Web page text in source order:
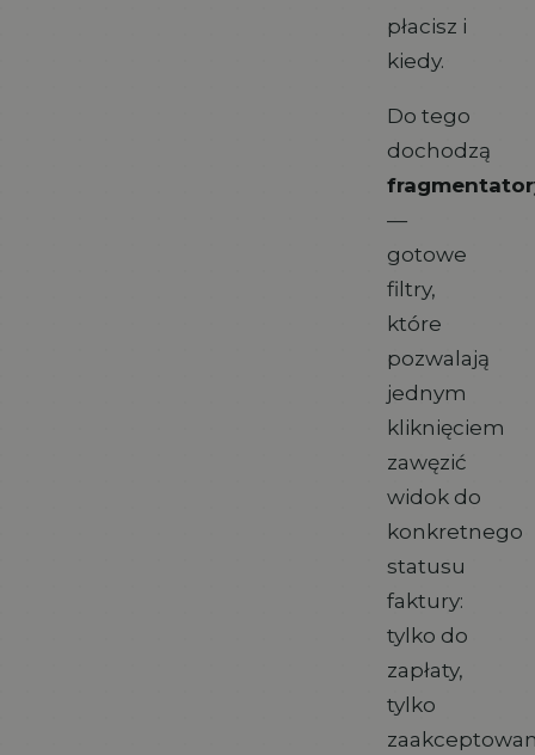
płacisz i
kiedy.
Do tego
dochodzą
—
gotowe
filtry,
które
pozwalają
jednym
kliknięciem
zawęzić
widok do
konkretnego
statusu
faktury:
tylko do
zapłaty,
tylko